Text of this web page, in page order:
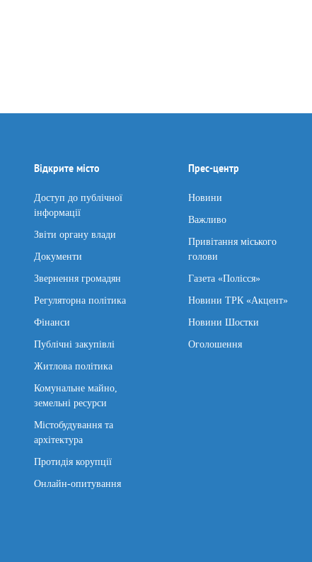
Відкрите місто
Доступ до публічної
інформації
Звіти органу влади
Документи
Звернення громадян
Регуляторна політика
Фінанси
Публічні закупівлі
Житлова політика
Комунальне майно,
земельні ресурси
Містобудування та
архітектура
Протидія корупції
Онлайн-опитування
Прес-центр
Новини
Важливо
Привітання міського
голови
Газета «Полісся»
Новини ТРК «Акцент»
Новини Шостки
Оголошення